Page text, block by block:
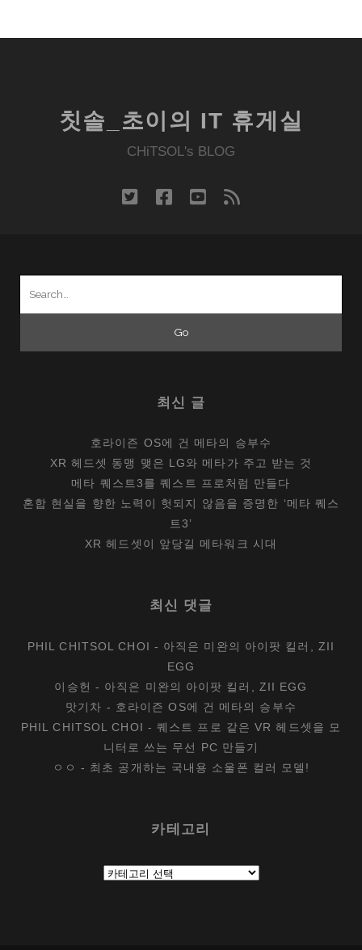
칫솔_초이의 IT 휴게실
CHiTSOL's BLOG
twitterfacebook
youtube
rss
최신 글
호라이즌 OS에 건 메타의 승부수
XR 헤드셋 동맹 맺은 LG와 메타가 주고 받는 것
메타 퀘스트3를 퀘스트 프로처럼 만들다
혼합 현실을 향한 노력이 헛되지 않음을 증명한 ‘메타 퀘스
트3’
XR 헤드셋이 앞당길 메타워크 시대
최신 댓글
PHIL CHITSOL CHOI - 아직은 미완의 아이팟 킬러, ZII
EGG
이승헌 - 아직은 미완의 아이팟 킬러, ZII EGG
맛기차 - 호라이즌 OS에 건 메타의 승부수
PHIL CHITSOL CHOI -퀘스트 프로 같은 VR 헤드셋을 모
니터로 쓰는 무선 PC 만들기
ㅇㅇ - 최초 공개하는 국내용 소울폰 컬러 모델!
카테고리
테